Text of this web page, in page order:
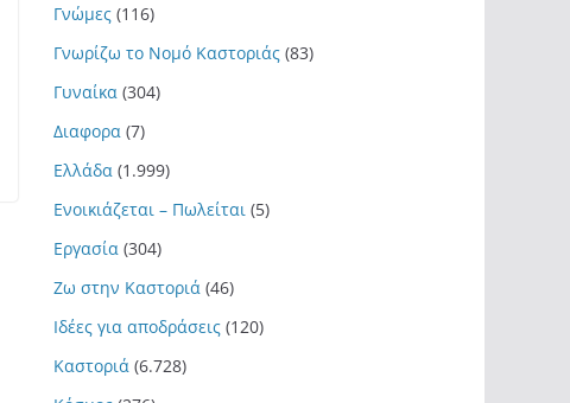
Γνώμες (116)
Γνωρίζω το Νομό Καστοριάς (83)
Γυναίκα (304)
Διαφορα (7)
Ελλάδα (1.999)
Ενοικιάζεται – Πωλείται (5)
Εργασία (304)
Ζω στην Καστοριά (46)
Ιδέες για αποδράσεις (120)
Καστοριά (6.728)